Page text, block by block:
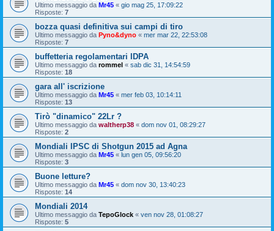
Ultimo messaggio da Mr45 « gio mag 25, 17:09:22
Risposte: 7
bozza quasi definitiva sui campi di tiro
Ultimo messaggio da Pyno&dyno « mer mar 22, 22:53:08
Risposte: 7
buffetteria regolamentari IDPA
Ultimo messaggio da rommel « sab dic 31, 14:54:59
Risposte: 18
gara all' iscrizione
Ultimo messaggio da Mr45 « mer feb 03, 10:14:11
Risposte: 13
Tirò "dinamico" 22Lr ?
Ultimo messaggio da waltherp38 « dom nov 01, 08:29:27
Risposte: 2
Mondiali IPSC di Shotgun 2015 ad Agna
Ultimo messaggio da Mr45 « lun gen 05, 09:56:20
Risposte: 3
Buone letture?
Ultimo messaggio da Mr45 « dom nov 30, 13:40:23
Risposte: 14
Mondiali 2014
Ultimo messaggio da TepoGlock « ven nov 28, 01:08:27
Risposte: 5